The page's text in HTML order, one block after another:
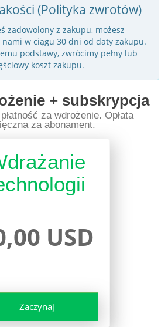
(Polityka zwrotów)
zadowolony z zakupu, możesz
nami w ciągu 30 dni od daty zakupu.
podstawy, zwrócimy pełny lub
koszt zakupu.
+ subskrypcja
za wdrożenie. Opłata
za abonament.
USD
Zaczynaj